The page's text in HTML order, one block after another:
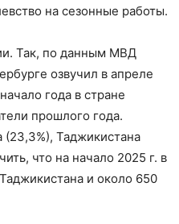
на сезонные работы.
Так, по данным МВД
озвучил в апреле
года в стране
прошлого года.
(23,3%), Таджикистана
что на начало 2025 г. в
и около 650